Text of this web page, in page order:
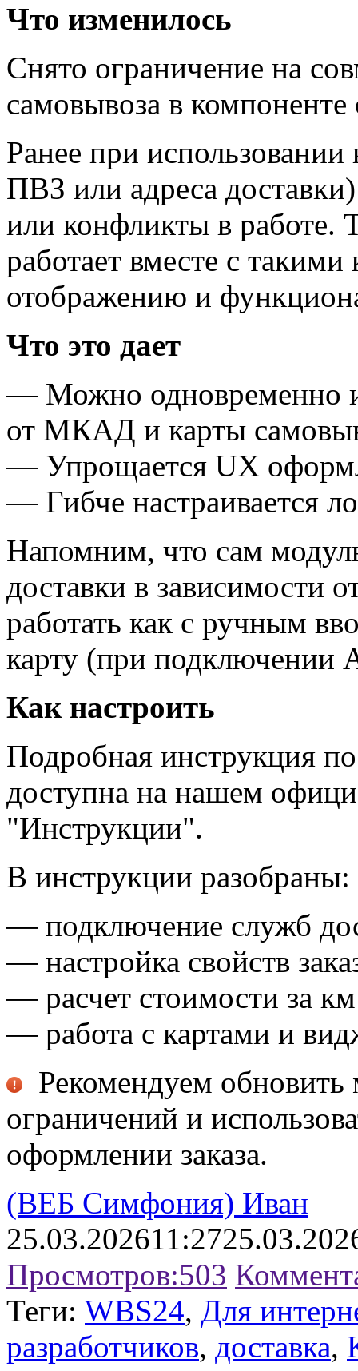
Что изменилось
Снято ограничение на
самовывоза в компоненте
Ранее при
ПВЗ или адреса
или конфликты в работе.
работает вместе с
отображению и
Что это дает
— Можно одновременно
от МКАД и карты
— Упрощается UX
— Гибче настраивается
Напомним, что сам
доставки в зависимости
работать как с ручным
карту (при подключении
Как настроить
Подробная инструкция
доступна на нашем
"Инструкции".
В инструкции разобраны:
— подключение служб
— настройка свойств
— расчет стоимости за км
— работа с картами и
Рекомендуем обновить
ограничений и
оформлении заказа.
(ВЕБ Симфония) Иван
25.03.202611:27
Просмотров:503
Теги: WBS24, Для
разработчиков, доставка,